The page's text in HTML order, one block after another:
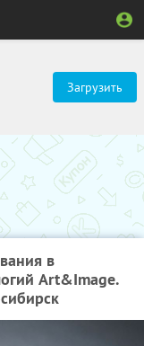
Загрузить
в
Art&Image.